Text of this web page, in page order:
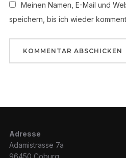
Meinen Namen, E-Mail und
speichern, bis ich wieder
Adresse
Adamistrasse 7a
96450 Coburg